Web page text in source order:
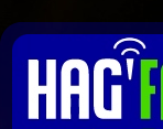
Panneau de gestion des